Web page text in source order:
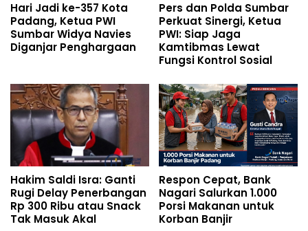
Hari Jadi ke-357 Kota
Padang, Ketua PWI
Sumbar Widya Navies
Diganjar Penghargaan
Pers dan Polda Sumbar
Perkuat Sinergi, Ketua
PWI: Siap Jaga
Kamtibmas Lewat
Fungsi Kontrol Sosial
Hakim Saldi Isra: Ganti
Rugi Delay Penerbangan
Rp 300 Ribu atau Snack
Tak Masuk Akal
Respon Cepat, Bank
Nagari Salurkan 1.000
Porsi Makanan untuk
Korban Banjir